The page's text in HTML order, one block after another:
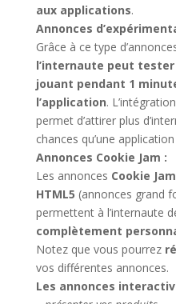
aux applications.
Annonces
Grâce à ce type
l’internaute peut
jouant pendant 1
l’application.
permet d’attirer plus
chances qu’une
Annonces Cookie Jam :
Les annonces Cookie Jam
HTML5 (annonces grand
permettent à l’internaute
complètement
Notez que vous pourrez
vos différentes annonces.
Les annonces